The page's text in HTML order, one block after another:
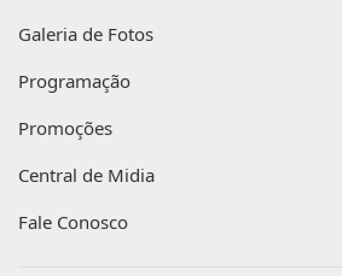
Galeria de Fotos
Programação
Promoções
Central de Midia
Fale Conosco